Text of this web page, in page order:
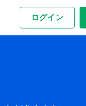
ログイン